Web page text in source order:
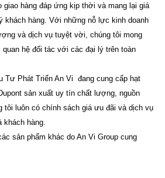
giao hàng đáp ứng kịp thời và mang lại giá
khách hàng. Với những nỗ lực kinh doanh
và dịch vụ tuyệt vời, chúng tôi mong
quan hệ đối tác với các đại lý trên toàn
Tư Phát Triển An Vi
đang cung cấp hạt
sản xuất uy tín chất lượng, nguồn
tôi luôn có chính sách giá ưu đãi và dịch vụ
hàng.
sản phẩm khác do An Vi Group cung